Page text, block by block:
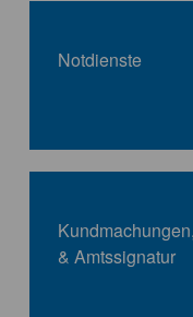
Notdienste
& Amtssignatur